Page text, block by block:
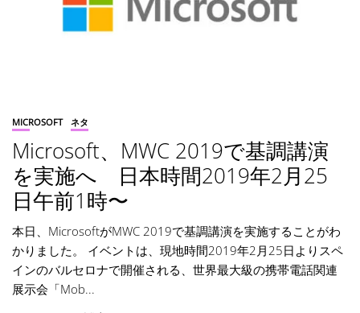
MICROSOFT ネタ
Microsoft、MWC 2019で基調講演
を実施へ 日本時間2019年2月25
日午前1時〜
本日、MicrosoftがMWC 2019で基調講演を実施することがわ
かりました。 イベントは、現地時間2019年2月25日よりスペ
インのバルセロナで開催される、世界最大級の携帯電話関連
展示会「Mob...